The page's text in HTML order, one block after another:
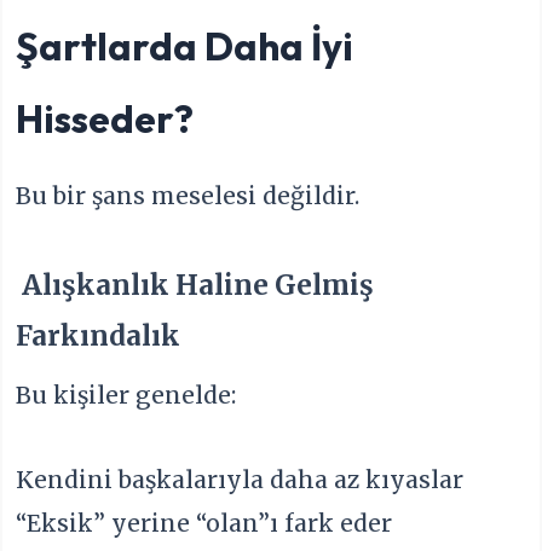
Şartlarda Daha İyi
Hisseder?
Bu bir şans meselesi değildir.
Alışkanlık Haline Gelmiş
Farkındalık
Bu kişiler genelde:
Kendini başkalarıyla daha az kıyaslar
“Eksik” yerine “olan”ı fark eder